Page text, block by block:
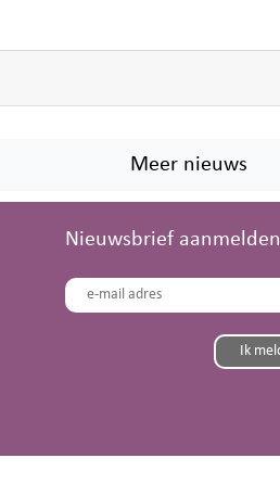
Meer nieuws
Nieuwsbrief aanmelden